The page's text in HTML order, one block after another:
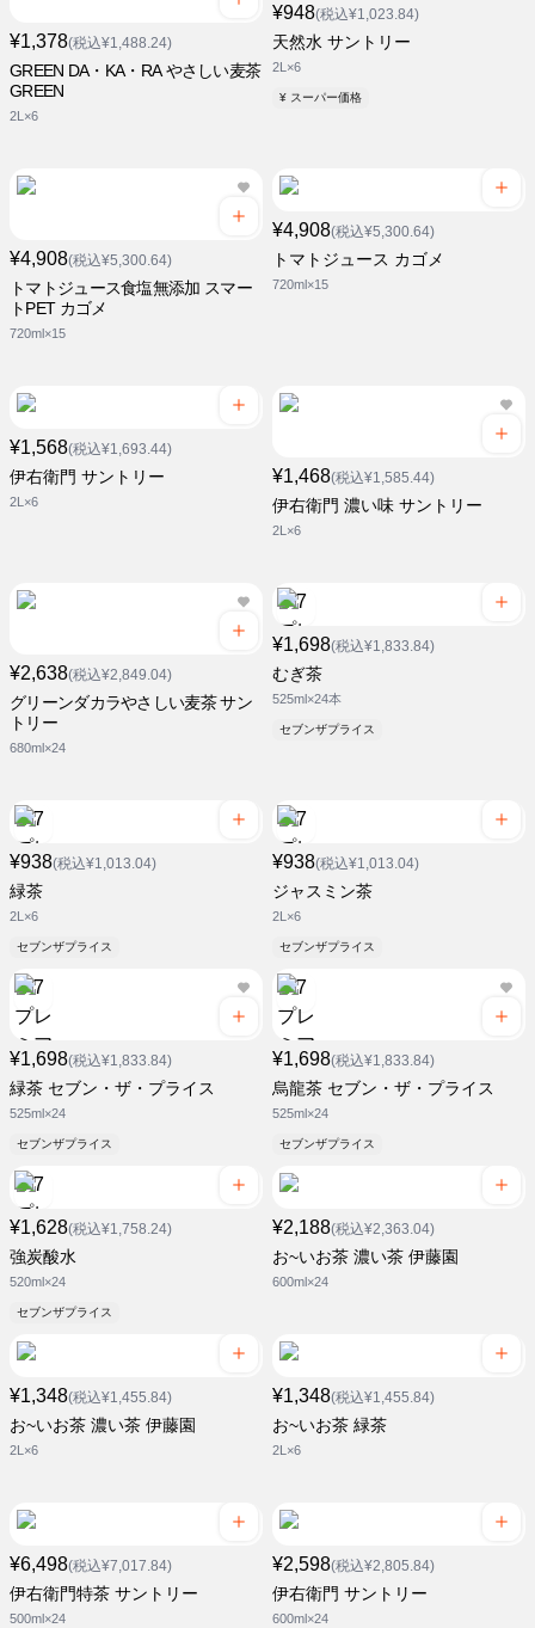
¥1,378(税込¥1,488.24)
GREEN DA・KA・RA やさしい麦茶
GREEN
2L×6
¥948(税込¥1,023.84)
天然水 サントリー
2L×6
¥ スーパー価格
¥4,908(税込¥5,300.64)
トマトジュース食塩無添加 スマー
トPET カゴメ
720ml×15
¥4,908(税込¥5,300.64)
トマトジュース カゴメ
720ml×15
¥1,568(税込¥1,693.44)
伊右衛門 サントリー
2L×6
¥1,468(税込¥1,585.44)
伊右衛門 濃い味 サントリー
2L×6
¥2,638(税込¥2,849.04)
グリーンダカラやさしい麦茶 サン
トリー
680ml×24
¥1,698(税込¥1,833.84)
むぎ茶
525ml×24本
セブンザプライス
¥938(税込¥1,013.04)
緑茶
2L×6
セブンザプライス
¥938(税込¥1,013.04)
ジャスミン茶
2L×6
セブンザプライス
¥1,698(税込¥1,833.84)
緑茶 セブン・ザ・プライス
525ml×24
セブンザプライス
¥1,698(税込¥1,833.84)
烏龍茶 セブン・ザ・プライス
525ml×24
セブンザプライス
¥1,628(税込¥1,758.24)
強炭酸水
520ml×24
セブンザプライス
¥2,188(税込¥2,363.04)
お~いお茶 濃い茶 伊藤園
600ml×24
¥1,348(税込¥1,455.84)
お~いお茶 濃い茶 伊藤園
2L×6
¥1,348(税込¥1,455.84)
お~いお茶 緑茶
2L×6
¥6,498(税込¥7,017.84)
伊右衛門特茶 サントリー
500ml×24
¥2,598(税込¥2,805.84)
伊右衛門 サントリー
600ml×24